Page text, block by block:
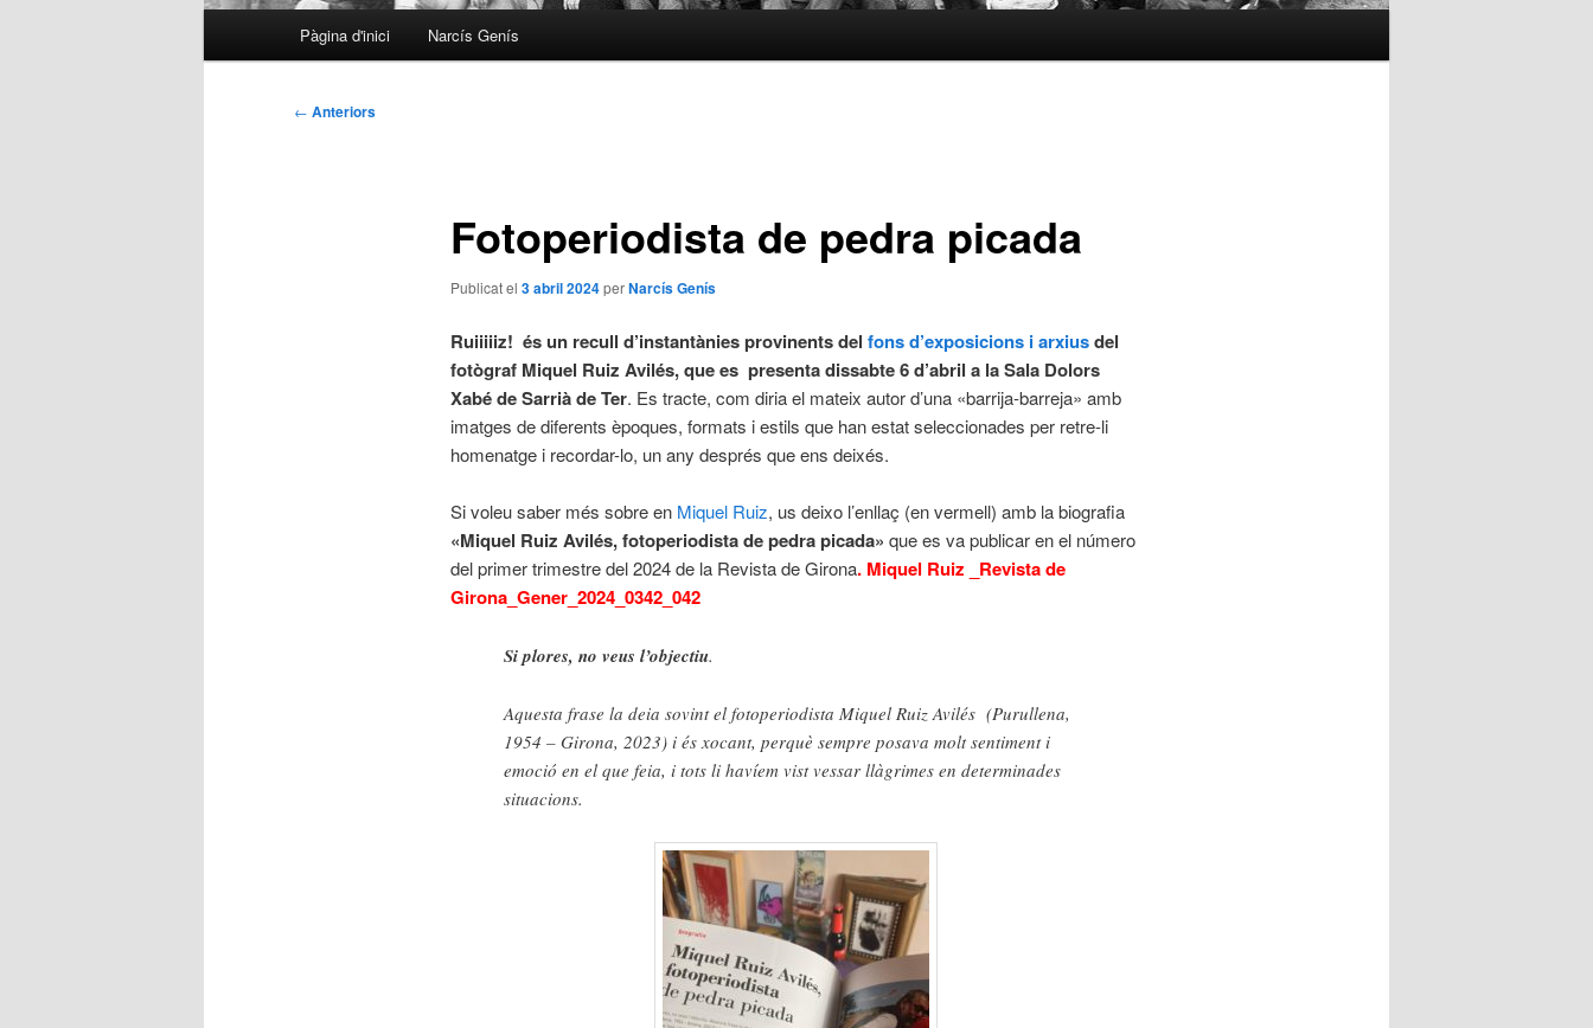
Pàgina d'inici Narcís Genís
Navegació
← Anteriors
Fotoperiodista de pedra picada
Publicat el 3 abril 2024perNarcís Genís
Ruiiiiiz! és un recull d’instantànies provinents del fons d’exposicions i arxiusdel
fotògraf Miquel Ruiz Avilés, que es presenta dissabte 6 d’abril a la Sala Dolors
Xabé de Sarrià de Ter. Es tracte, com diria el mateix autor d’una «barrija-barreja» amb
imatges de diferents èpoques, formats i estils que han estat seleccionades per retre-li
homenatge i recordar-lo, un any després que ens deixés.
Si voleu saber més sobre en Miquel Ruiz, us deixo l’enllaç (en vermell) amb la biografia
«Miquel Ruiz Avilés, fotoperiodista de pedra picada» que es va publicar en el número
del primer trimestre del 2024 de la Revista de Girona. Miquel Ruiz _Revista de
Girona_Gener_2024_0342_042
Si plores, no veus l’objectiu.
Aquesta frase la deia sovint el fotoperiodista Miquel Ruiz Avilés (Purullena,
1954 – Girona, 2023) i és xocant, perquè sempre posava molt sentiment i
emoció en el que feia, i tots li havíem vist vessar llàgrimes en determinades
situacions.